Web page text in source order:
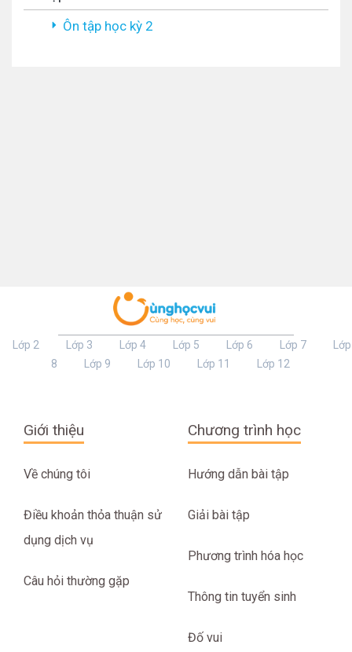
Ôn tập học kỳ 2
Lớp 2 Lớp 3 Lớp 4 Lớp 5 Lớp 6 Lớp 7
Lớp
8
Lớp 9 Lớp 10 Lớp 11 Lớp 12
Giới thiệu
Về chúng tôi
Điều khoản thỏa thuận sử
dụng dịch vụ
Câu hỏi thường gặp
Chương trình học
Hướng dẫn bài tập
Giải bài tập
Phương trình hóa học
Thông tin tuyển sinh
Đố vui